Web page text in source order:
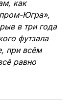
зал.
все
паре, думаю,
как